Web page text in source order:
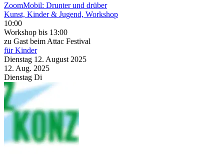
ZoomMobil: Drunter und drüber
Kunst, Kinder & Jugend, Workshop
10:00
Workshop bis 13:00
zu Gast beim Attac Festival
für Kinder
Dienstag 12. August 2025
12. Aug. 2025
Dienstag Di